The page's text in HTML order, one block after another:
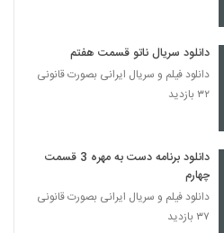
دانلود سریال ناتو قسمت هفتم
دانلود فیلم و سریال ایرانی بصورت قانونی
۳۲ بازدید
دانلود برنامه دست به مهره 3 قسمت
چهارم
دانلود فیلم و سریال ایرانی بصورت قانونی
۳۷ بازدید